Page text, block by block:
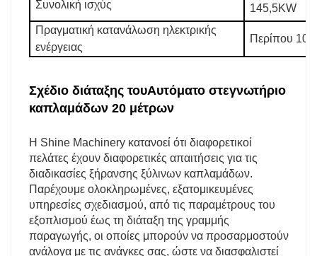
Συνολική ισχύς
145,5KW
Πραγματική κατανάλωση ηλεκτρικής
ενέργειας
Περίπου
Σχέδιο διάταξης τουΑυτόματο στεγνωτήριο
καπλαμάδων 20 μέτρων
Η Shine Machinery κατανοεί ότι διαφορετικοί
πελάτες έχουν διαφορετικές απαιτήσεις για τις
διαδικασίες ξήρανσης ξύλινων καπλαμάδων.
Παρέχουμε ολοκληρωμένες, εξατομικευμένες
υπηρεσίες σχεδιασμού, από τις παραμέτρους του
εξοπλισμού έως τη διάταξη της γραμμής
παραγωγής, οι οποίες μπορούν να προσαρμοστούν
ανάλογα με τις ανάγκες σας, ώστε να διασφαλιστεί